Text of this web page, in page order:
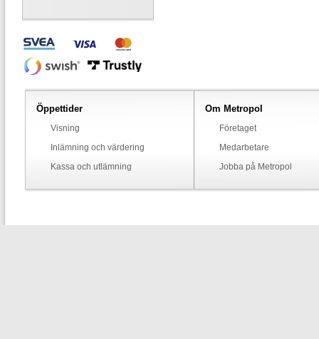
Öppettider
Visning
Inlämning och värdering
Kassa och utlämning
Om Metropol
Företaget
Medarbetare
Jobba på Metropol